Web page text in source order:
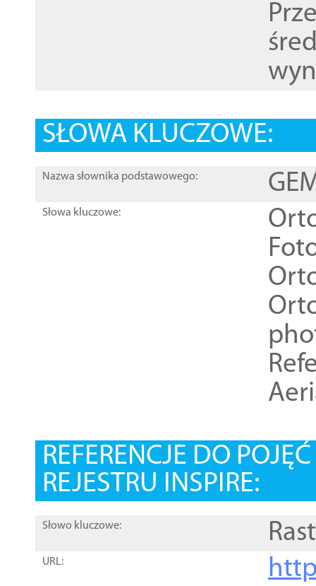
SŁOWA KLUCZOWE:
Nazwa słownika podstawowego:
Słowa kluczowe:
REFERENCJE DO
REJESTRU INSPIRE:
Słowo kluczowe:
URL: